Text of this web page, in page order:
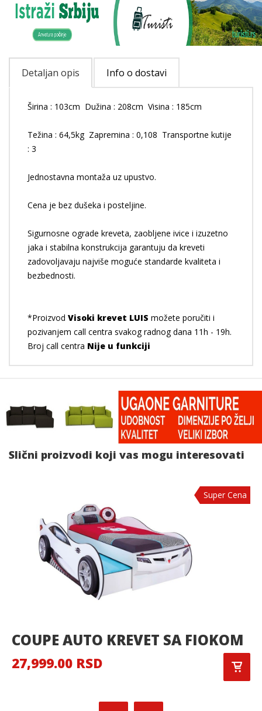
Detaljan opis Info o dostavi
Širina : 103cm Dužina : 208cm Visina : 185cm
Težina : 64,5kg Zapremina : 0,108 Transportne kutije
: 3
Jednostavna montaža uz upustvo.
Cena je bez dušeka i posteljine.
Sigurnosne ograde kreveta, zaobljene ivice i izuzetno
jaka i stabilna konstrukcija garantuju da kreveti
zadovoljavaju najviše moguće standarde kvaliteta i
bezbednosti.
*Proizvod Visoki krevet LUIS možete poručiti i
pozivanjem call centra svakog radnog dana 11h - 19h.
Broj call centra Nije u funkciji
Slični proizvodi koji vas mogu interesovati
Super Cena
COUPE AUTO KREVET SA FIOKOM
27,999.00 RSD